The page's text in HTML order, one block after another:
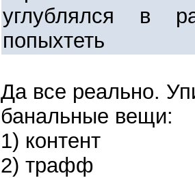
углублялся в
попыхтеть
Да все реально.
банальные вещи:
1) контент
2) трафф